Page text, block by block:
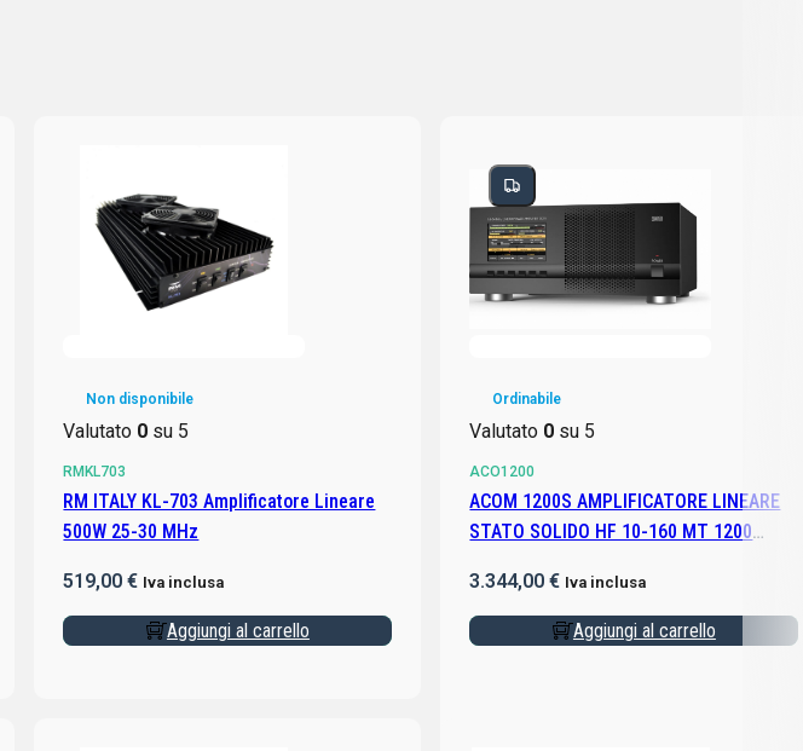
Non disponibile
Valutato 0 su 5
RMKL703
RM ITALY KL-703 Amplificatore Lineare
500W 25-30 MHz
519,00€ Iva inclusa
Aggiungi al carrello
Ordinabile
Valutato 0 su 5
ACO1200
ACOM 1200S AMPLIFICATORE LINEARE
STATO SOLIDO HF 10-160 MT 1200
3.344,00€ Iva inclusa
Aggiungi al carrello